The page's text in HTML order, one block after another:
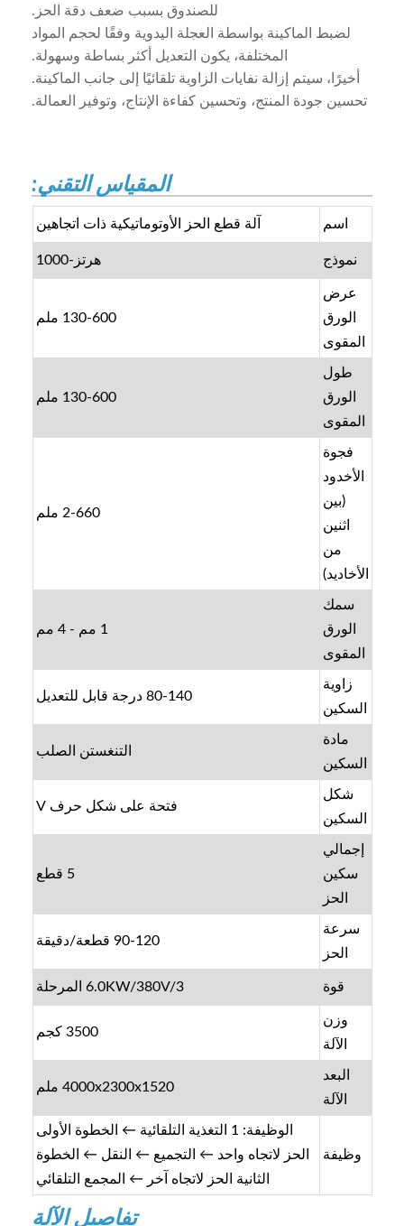
للصندوق بسبب ضعف دقة الحز.
لضبط الماكينة بواسطة العجلة اليدوية وفقًا لحجم المواد
المختلفة، يكون التعديل أكثر بساطة وسهولة.
أخيرًا، سيتم إزالة نفايات الزاوية تلقائيًا إلى جانب الماكينة.
تحسين جودة المنتج، وتحسين كفاءة الإنتاج، وتوفير العمالة.
المقياس التقني:
اسم آلة قطع الحز الأوتوماتيكية ذات اتجاهين
نموذج هرتز-1000
عرض
الورق
المقوى
130-600 ملم
طول
الورق
المقوى
130-600 ملم
فجوة
الأخدود
(بين
اثنين
من
الأخاديد)
2-660 ملم
سمك
الورق
المقوى
1 مم - 4 مم
زاوية
السكين
80-140 درجة قابل للتعديل
مادة
السكين
التنغستن الصلب
شكل
السكين
فتحة على شكل حرف V
إجمالي
سكين
الحز
5 قطع
سرعة
الحز
90-120 قطعة/دقيقة
قوة 6.0KW/380V/3 المرحلة
وزن
الآلة
3500 كجم
البعد
الآلة
4000x2300x1520 ملم
وظيفة
الوظيفة: 1 التغذية التلقائية ← الخطوة الأولى
الحز لاتجاه واحد ← التجميع ← النقل ← الخطوة
الثانية الحز لاتجاه آخر ← المجمع التلقائي
تفاصيل الآلة